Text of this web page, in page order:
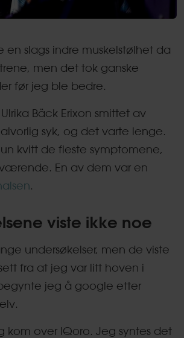
en slags indre muskelstølhet da
men det tok ganske
før jeg ble bedre.
Bäck Erixon smittet av
syk, og det varte lenge.
kvitt de fleste symptomene,
En av dem var en
.
viste ikke noe
undersøkelser, men de viste
fra at jeg var litt hoven i
jeg å google etter
kom over IQoro. Jeg syntes det